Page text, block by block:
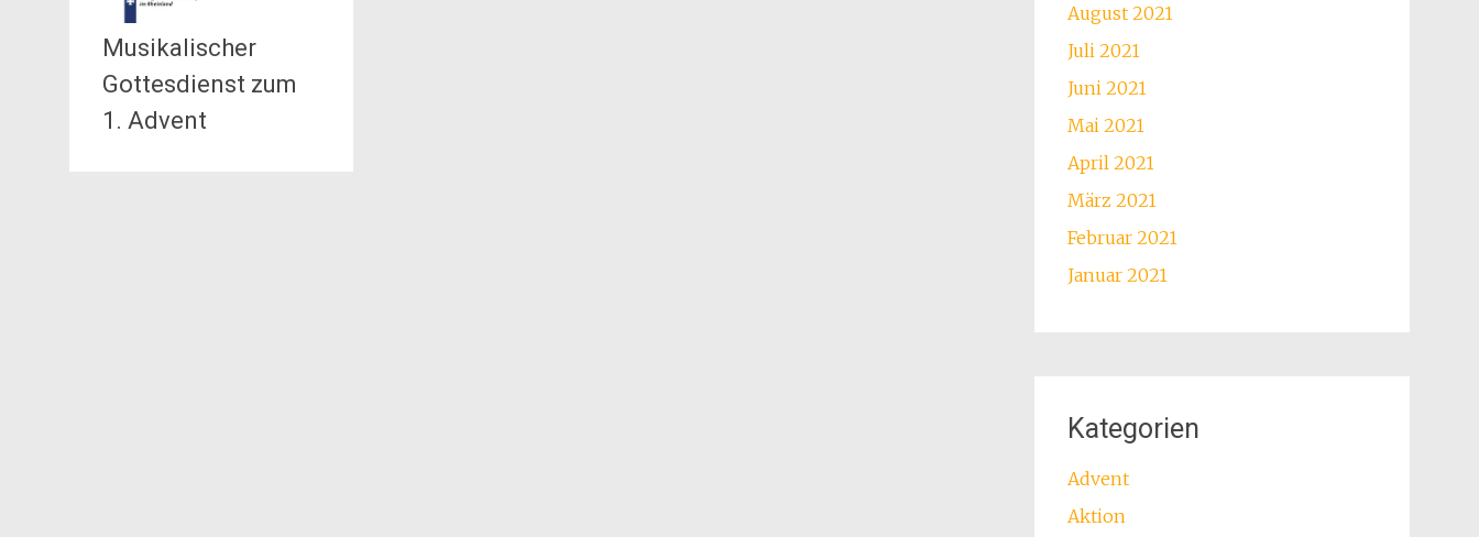
Musikalischer
Gottesdienst zum
1. Advent
August 2021
Juli 2021
Juni 2021
Mai 2021
April 2021
März 2021
Februar 2021
Januar 2021
Kategorien
Advent
Aktion